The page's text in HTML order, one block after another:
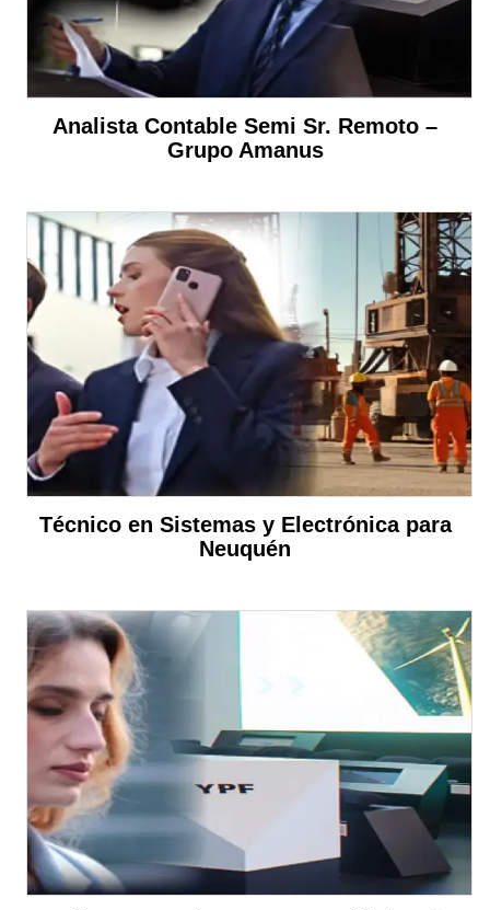
Analista Contable Semi Sr. Remoto –
Grupo Amanus
Técnico en Sistemas y Electrónica para
Neuquén